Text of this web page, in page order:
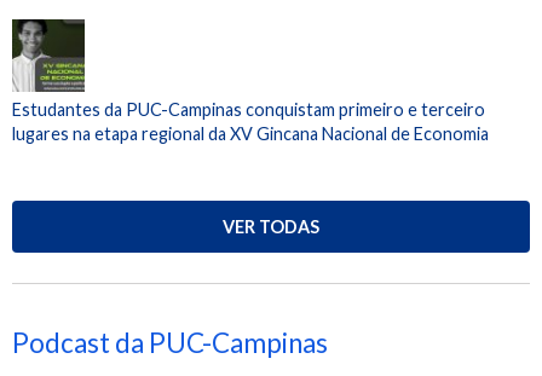
Estudantes da PUC-Campinas conquistam primeiro e terceiro
lugares na etapa regional da XV Gincana Nacional de Economia
VER TODAS
Podcast da PUC-Campinas